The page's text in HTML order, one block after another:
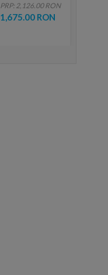
PRP: 2,126.00 RON
1,675.00 RON